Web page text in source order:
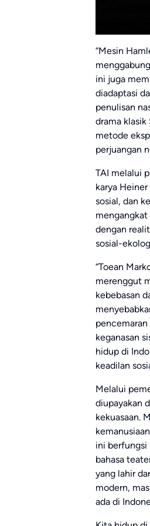
“Mesin
ini juga
diadaptasi
penulisan
drama
metode
perjuangan
TAI melalui
karya
sosial, dan
dengan
sosial-
“Toean
merenggut
kebebasan
keganasan
hidup di
keadilan
Melalui
diupayakan
kekuasaan.
ini berfungsi
bahasa
yang lahir
modern,
ada di